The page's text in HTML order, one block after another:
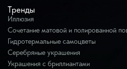
Тренды
Иллюзия
Сочетание матовой и полированной
Гидротермальные самоцветы
Серебряные украшения
Украшения с бриллиантами